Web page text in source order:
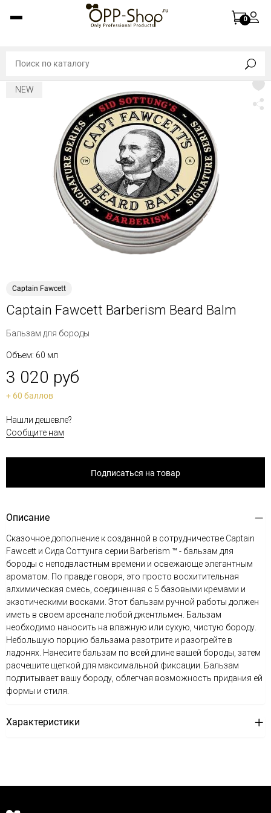
0
NEW
Captain Fawcett
Captain Fawcett Barberism Beard Balm
Бальзам для бороды
Объем: 60 мл
3 020 руб
+ 60 баллов
Нашли дешевле?
Сообщите нам
Подписаться на товар
Описание
Сказочное дополнение к созданной в сотрудничестве Captain
Fawcett и Сида Соттунга серии Barberism ™ - бальзам для
бороды с неподвластным времени и освежающе элегантным
ароматом. По правде говоря, это просто восхитительная
алхимическая смесь, соединенная с 5 базовыми кремами и
экзотическими восками. Этот бальзам ручной работы должен
иметь в своем арсенале любой джентльмен. Бальзам
необходимо наносить на влажную или сухую, чистую бороду.
Небольшую порцию бальзама разотрите и разогрейте в
ладонях. Нанесите бальзам по всей длине вашей бороды, затем
расчешите щеткой для максимальной фиксации. Бальзам
подпитывает вашу бороду, облегчая возможность придания ей
формы и стиля.
Характеристики